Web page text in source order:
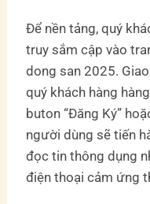
Để nền tảng, quý
truy sắm cập vào
dong san 2025.
quý khách hàng
buton “Đăng Ký”
người dùng sẽ tiến
đọc tin thông dụng
điện thoại cảm ứng